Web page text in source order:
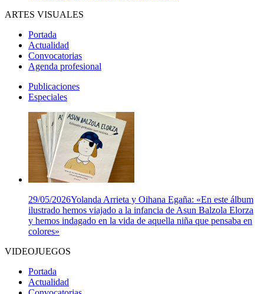
ARTES VISUALES
Portada
Actualidad
Convocatorias
Agenda profesional
Publicaciones
Especiales
29/05/2026Yolanda Arrieta y Oihana Egaña: «En este álbum
ilustrado hemos viajado a la infancia de Asun Balzola Elorza
y hemos indagado en la vida de aquella niña que pensaba en
colores»
VIDEOJUEGOS
Portada
Actualidad